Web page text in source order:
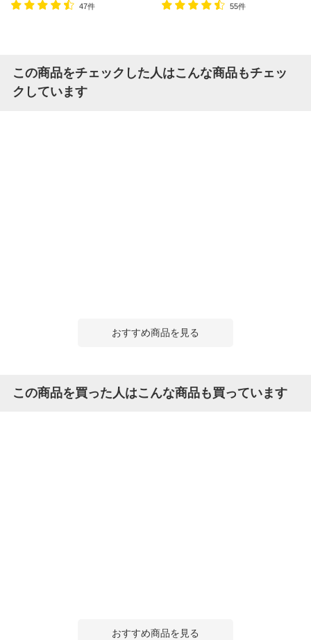
脚:ホワイト:販売終了】
47件
天板:ホワイト/脚:ホワイト:販売
55件
この商品をチェックした人はこんな商品もチェッ
クしています
おすすめ商品を見る
この商品を買った人はこんな商品も買っています
おすすめ商品を見る